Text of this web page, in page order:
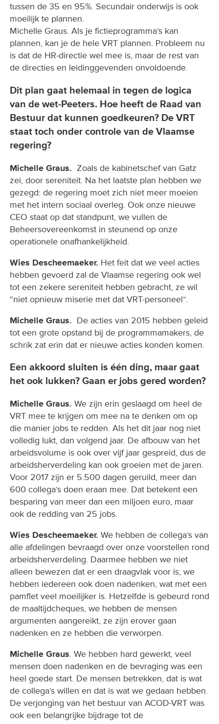
tussen de 35 en 95%. Secundair onderwijs is ook
moeilijk te plannen.
Michelle Graus. Als je fictieprogramma’s kan
plannen, kan je de hele VRT plannen. Probleem nu
is dat de HR-directie wel mee is, maar de rest van
de directies en leidinggevenden onvoldoende.
Dit plan gaat helemaal in tegen de logica
van de wet-Peeters. Hoe heeft de Raad van
Bestuur dat kunnen goedkeuren? De VRT
staat toch onder controle van de Vlaamse
regering?
Michelle Graus. Zoals de kabinetschef van Gatz
zei, door sereniteit. Na het laatste plan hebben we
gezegd: de regering moet zich niet meer moeien
met het intern sociaal overleg. Ook onze nieuwe
CEO staat op dat standpunt, we vullen de
Beheersovereenkomst in steunend op onze
operationele onafhankelijkheid.
Wies Descheemaeker. Het feit dat we veel acties
hebben gevoerd zal de Vlaamse regering ook wel
tot een zekere sereniteit hebben gebracht, ze wil
“niet opnieuw miserie met dat VRT-personeel”.
Michelle Graus. De acties van 2015 hebben geleid
tot een grote opstand bij de programmamakers, de
schrik zat erin dat er nieuwe acties konden komen.
Een akkoord sluiten is één ding, maar gaat
het ook lukken? Gaan er jobs gered worden?
Michelle Graus. We zijn erin geslaagd om heel de
VRT mee te krijgen om mee na te denken om op
die manier jobs te redden. Als het dit jaar nog niet
volledig lukt, dan volgend jaar. De afbouw van het
arbeidsvolume is ook over vijf jaar gespreid, dus de
arbeidsherverdeling kan ook groeien met de jaren.
Voor 2017 zijn er 5.500 dagen geruild, meer dan
600 collega’s doen eraan mee. Dat betekent een
besparing van meer dan een miljoen euro, maar
ook de redding van 25 jobs.
Wies Descheemaeker. We hebben de collega’s van
alle afdelingen bevraagd over onze voorstellen rond
arbeidsherverdeling. Daarmee hebben we niet
alleen bewezen dat er een draagvlak voor is, we
hebben iedereen ook doen nadenken, wat met een
pamflet veel moeilijker is. Hetzelfde is gebeurd rond
de maaltijdcheques, we hebben de mensen
argumenten aangereikt, ze zijn erover gaan
nadenken en ze hebben die verworpen.
Michelle Graus. We hebben hard gewerkt, veel
mensen doen nadenken en de bevraging was een
heel goede start. De mensen betrekken, dat is wat
de collega’s willen en dat is wat we gedaan hebben.
De verjonging van het bestuur van ACOD-VRT was
ook een belangrijke bijdrage tot de